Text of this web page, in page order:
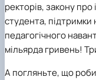
ректорів, закону
студента, підтримки
педагогічного
мільярда гривень!
А погляньте, що